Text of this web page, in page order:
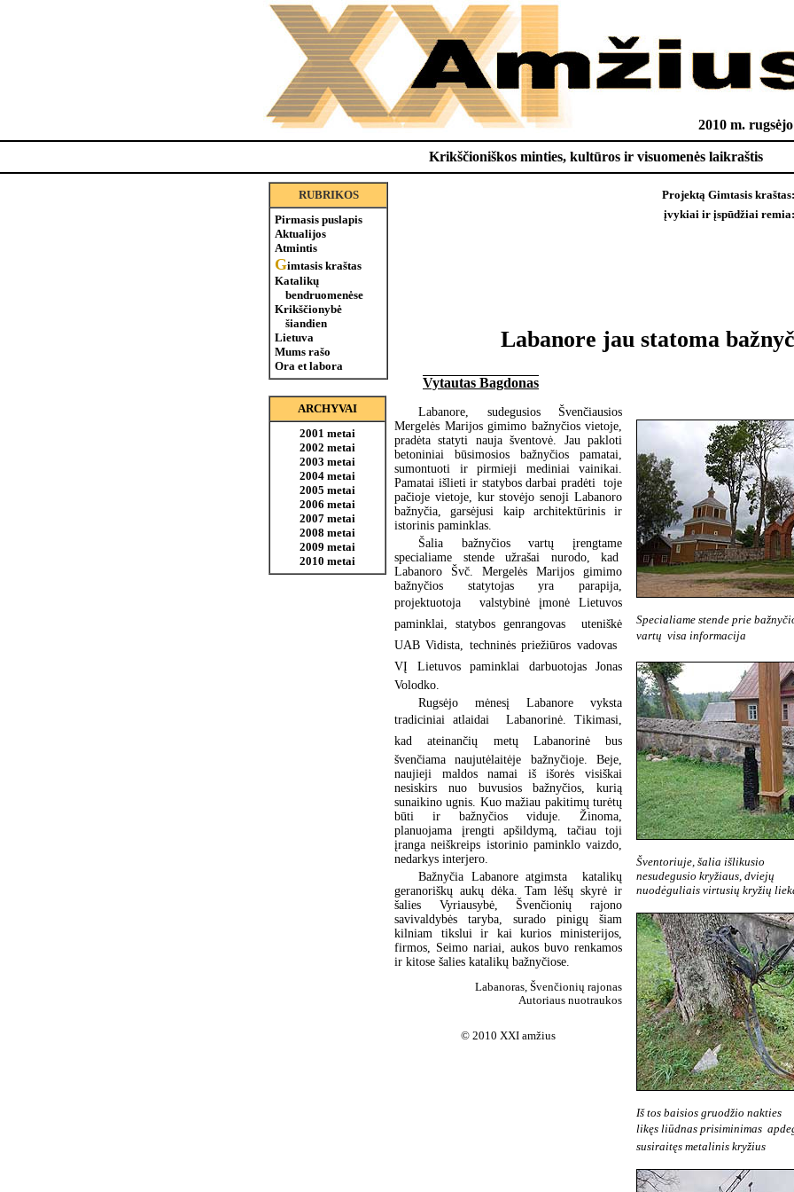
2010 m.
Krikščioniškos minties, kultūros ir visuomenės laikraštis
RUBRIKOS
Pirmasis puslapis
Aktualijos
Atmintis
Gimtasis kraštas
Katalikų
bendruomenėse
Krikščionybė
šiandien
Lietuva
Mums rašo
Ora et labora
ARCHYVAI
2001 metai
2002 metai
2003 metai
2004 metai
2005 metai
2006 metai
2007 metai
2008 metai
2009 metai
2010 metai
Projektą Gimtasis
įvykiai ir įspūdžiai
Labanore jau statoma
Vytautas Bagdonas
Specialiame stende prie
vartų  visa informacija
Šventoriuje, šalia išlikusio
nesudegusio kryžiaus, dviejų
nuodėguliais virtusių kryžių
Iš tos baisios gruodžio nakties
likęs liūdnas prisiminimas 
susiraitęs metalinis kryžius
Labanore, sudegusios Švenčiausios
Mergelės Marijos gimimo bažnyčios vietoje,
pradėta statyti nauja šventovė. Jau pakloti
betoniniai būsimosios bažnyčios pamatai,
sumontuoti ir pirmieji mediniai vainikai.
Pamatai išlieti ir statybos darbai pradėti toje
pačioje vietoje, kur stovėjo senoji Labanoro
bažnyčia, garsėjusi kaip architektūrinis ir
istorinis paminklas.
Šalia bažnyčios vartų įrengtame
specialiame stende užrašai nurodo, kad
Labanoro Švč. Mergelės Marijos gimimo
bažnyčios statytojas yra parapija,
projektuotoja  valstybinė įmonė Lietuvos
paminklai, statybos genrangovas  uteniškė
UAB Vidista, techninės priežiūros vadovas 
VĮ Lietuvos paminklai darbuotojas Jonas
Volodko.
Rugsėjo mėnesį Labanore vyksta
tradiciniai atlaidai  Labanorinė. Tikimasi,
kad ateinančių metų Labanorinė bus
švenčiama naujutėlaitėje bažnyčioje. Beje,
naujieji maldos namai iš išorės visiškai
nesiskirs nuo buvusios bažnyčios, kurią
sunaikino ugnis. Kuo mažiau pakitimų turėtų
būti ir bažnyčios viduje. Žinoma,
planuojama įrengti apšildymą, tačiau toji
įranga neiškreips istorinio paminklo vaizdo,
nedarkys interjero.
Bažnyčia Labanore atgimsta katalikų
geranoriškų aukų dėka. Tam lėšų skyrė ir
šalies Vyriausybė, Švenčionių rajono
savivaldybės taryba, surado pinigų šiam
kilniam tikslui ir kai kurios ministerijos,
firmos, Seimo nariai, aukos buvo renkamos
ir kitose šalies katalikų bažnyčiose.
Labanoras, Švenčionių rajonas
Autoriaus nuotraukos
© 2010 XXI amžius